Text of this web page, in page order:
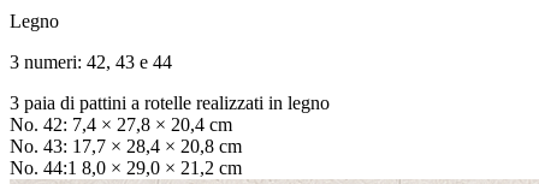
Legno
3 numeri: 42, 43 e 44
3 paia di pattini a rotelle realizzati in legno
No. 42: 7,4 × 27,8 × 20,4 cm
No. 43: 17,7 × 28,4 × 20,8 cm
No. 44:1 8,0 × 29,0 × 21,2 cm